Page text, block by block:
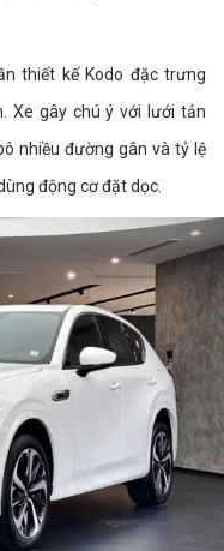
thiết kế Kodo đặc trưng
Xe gây chú ý với lưới tản
nhiều đường gân và tỷ lệ
động cơ đặt dọc.